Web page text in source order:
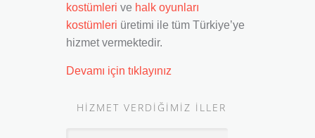
kostümleri ve halk oyunları
kostümleri üretimi ile tüm Türkiye’ye
hizmet vermektedir.
Devamı için tıklayınız
HIZMET VERDIĞIMIZ İLLER